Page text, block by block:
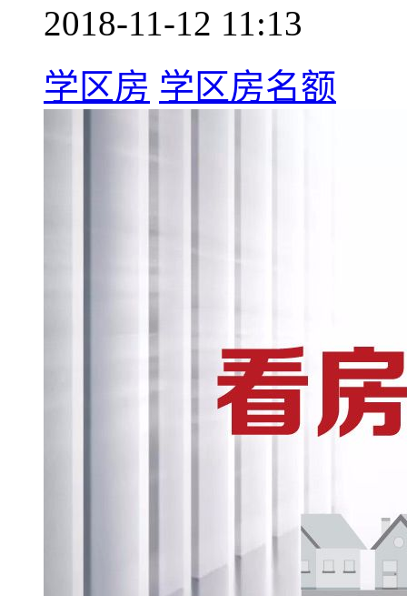
2018-11-12 11:13
学区房 学区房名额